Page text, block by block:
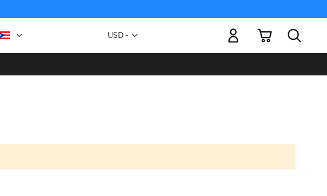
Moneda
USD -
Mi carrito